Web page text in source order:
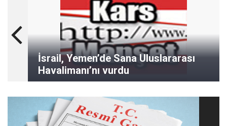
İsrail, Yemen’de Sana Uluslararası
Havalimanı’nı vurdu